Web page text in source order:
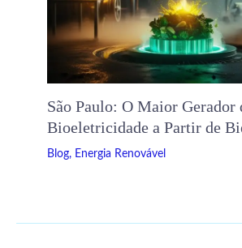
São Paulo: O Maior Gerador
Bioeletricidade a Partir de
Blog, Energia Renovável